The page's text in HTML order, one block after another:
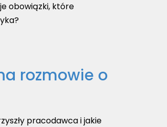
obowiązki, które
rozmowie o
pracodawca i jakie